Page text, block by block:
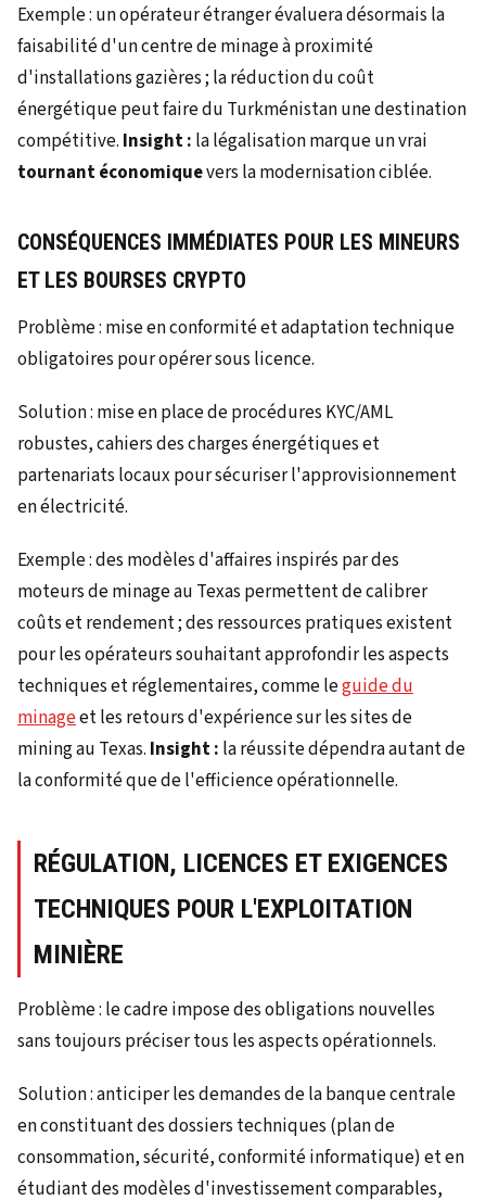
Exemple : un opérateur étranger évaluera désormais la
faisabilité d'un centre de minage à proximité
d'installations gazières ; la réduction du coût
énergétique peut faire du Turkménistan une destination
compétitive. Insight : la légalisation marque un vrai
tournant économiquevers la modernisation ciblée.
CONSÉQUENCES IMMÉDIATES POUR LES MINEURS
ET LES BOURSES CRYPTO
Problème : mise en conformité et adaptation technique
obligatoires pour opérer sous licence.
Solution : mise en place de procédures KYC/AML
robustes, cahiers des charges énergétiques et
partenariats locaux pour sécuriser l'approvisionnement
en électricité.
Exemple : des modèles d'affaires inspirés par des
moteurs de minage au Texas permettent de calibrer
coûts et rendement ; des ressources pratiques existent
pour les opérateurs souhaitant approfondir les aspects
techniques et réglementaires, comme leguide du
minageet les retours d'expérience sur les sites de
mining au Texas. Insight : la réussite dépendra autant de
la conformité que de l'efficience opérationnelle.
RÉGULATION, LICENCES ET EXIGENCES
TECHNIQUES POUR L'EXPLOITATION
MINIÈRE
Problème : le cadre impose des obligations nouvelles
sans toujours préciser tous les aspects opérationnels.
Solution : anticiper les demandes de la banque centrale
en constituant des dossiers techniques (plan de
consommation, sécurité, conformité informatique) et en
étudiant des modèles d'investissement comparables,